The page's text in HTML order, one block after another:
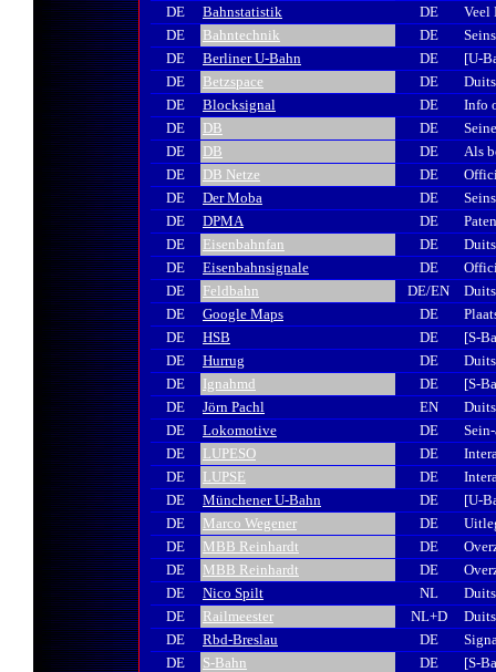
DE
Bahnstatistik DE
Veel
DE
Bahntechnik DE
DE
Berliner U-Bahn DE
[U-
DE
Betzspace DE
DE
Blocksignal DE
Info
DE
DB DE
DE
DB DE
Als
DE
DB Netze DE
DE
Der Moba DE
DE
DPMA DE
DE
Eisenbahnfan DE
DE
Eisenbahnsignale DE
DE
Feldbahn DE/EN
DE
Google Maps DE
DE
HSB DE
[S-
DE
Hurrug DE
DE
Ignahmd DE
[S-
DE
Jörn Pachl EN
DE
Lokomotive DE
DE
LUPESO DE
DE
LUPSE DE
DE
Münchener U-Bahn DE
[U-
DE
Marco Wegener DE
DE
MBB Reinhardt DE
DE
MBB Reinhardt DE
DE
Nico Spilt NL
DE
Railmeester NL+D
DE
Rbd-Breslau DE
DE
S-Bahn DE
[S-